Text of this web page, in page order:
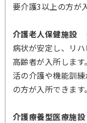
要介護3以上の方が
介護老人保健施設
病状が安定し、リ
高齢者が入所しま
活の介護や機能訓
の方が入所できます。
介護療養型医療施設